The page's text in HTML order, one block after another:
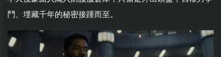
鬥、埋藏千年的秘密接踵而至。